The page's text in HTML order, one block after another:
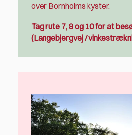
over Bornholms kyster.
Tag rute 7, 8 og 10 for at
(Langebjergvej /